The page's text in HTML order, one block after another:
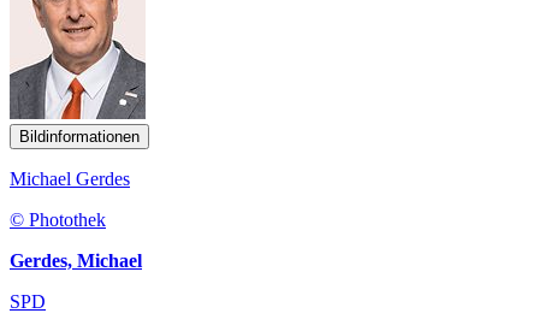
Bildinformationen
Michael Gerdes
© Photothek
Gerdes, Michael
SPD